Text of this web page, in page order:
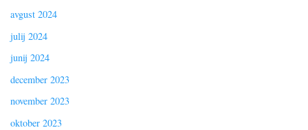
avgust 2024
julij 2024
junij 2024
december 2023
november 2023
oktober 2023